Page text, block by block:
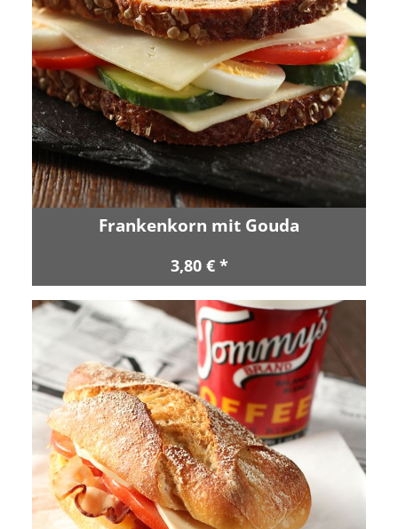
Frankenkorn mit Gouda
3,80 € *